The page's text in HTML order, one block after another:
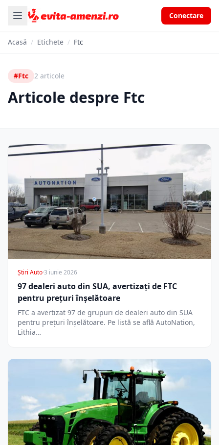
Conectare
Acasă / Etichete / Ftc
#Ftc 2 articole
Articole despre Ftc
Știri Auto·3 iunie 2026
97 dealeri auto din SUA, avertizați de FTC
pentru prețuri înșelătoare
FTC a avertizat 97 de grupuri de dealeri auto din SUA
pentru prețuri înșelătoare. Pe listă se află AutoNation,
Lithia…